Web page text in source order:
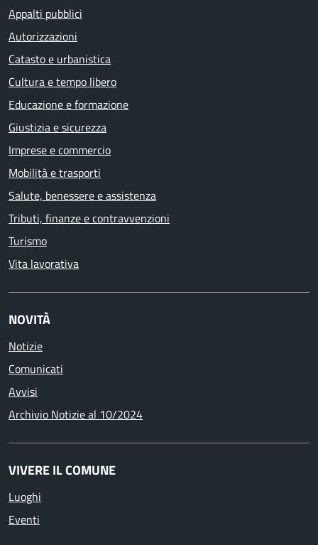
Appalti pubblici
Autorizzazioni
Catasto e urbanistica
Cultura e tempo libero
Educazione e formazione
Giustizia e sicurezza
Imprese e commercio
Mobilità e trasporti
Salute, benessere e assistenza
Tributi, finanze e contravvenzioni
Turismo
Vita lavorativa
NOVITÀ
Notizie
Comunicati
Avvisi
Archivio Notizie al 10/2024
VIVERE IL COMUNE
Luoghi
Eventi